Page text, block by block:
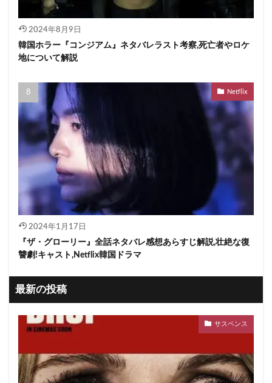
2024年8月9日
韓国ホラー『コンジアム』ネタバレラスト考察,死亡者やロケ
地について解説
Netflix
2024年1月17日
『ザ・グローリー』全話ネタバレ感想あらすじ解説,壮絶な復
讐劇!キャスト,Netflix韓国ドラマ
最新の投稿
サスペンス